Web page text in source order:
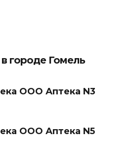
городе Гомель
ООО Аптека N3
ООО Аптека N5